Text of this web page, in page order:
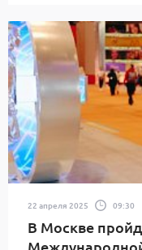
22 апреля 2025 09:30
В Москве